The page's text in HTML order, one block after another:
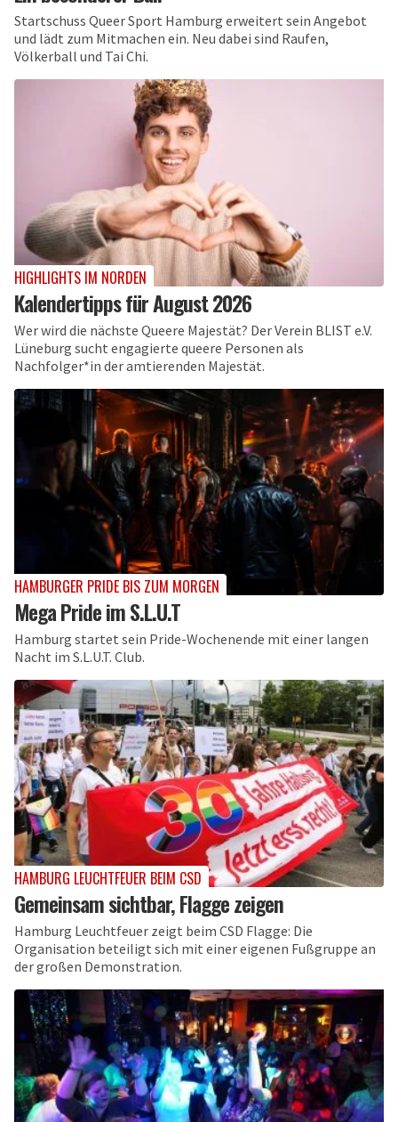
Startschuss Queer Sport Hamburg erweitert sein Angebot
und lädt zum Mitmachen ein. Neu dabei sind Raufen,
Völkerball und Tai Chi.
HIGHLIGHTS IM NORDEN
Kalendertipps für August 2026
Wer wird die nächste Queere Majestät? Der Verein BLIST e.V.
Lüneburg sucht engagierte queere Personen als
Nachfolger*in der amtierenden Majestät.
HAMBURGER PRIDE BIS ZUM MORGEN
Mega Pride im S.L.U.T
Hamburg startet sein Pride-Wochenende mit einer langen
Nacht im S.L.U.T. Club.
HAMBURG LEUCHTFEUER BEIM CSD
Gemeinsam sichtbar, Flagge zeigen
Hamburg Leuchtfeuer zeigt beim CSD Flagge: Die
Organisation beteiligt sich mit einer eigenen Fußgruppe an
der großen Demonstration.